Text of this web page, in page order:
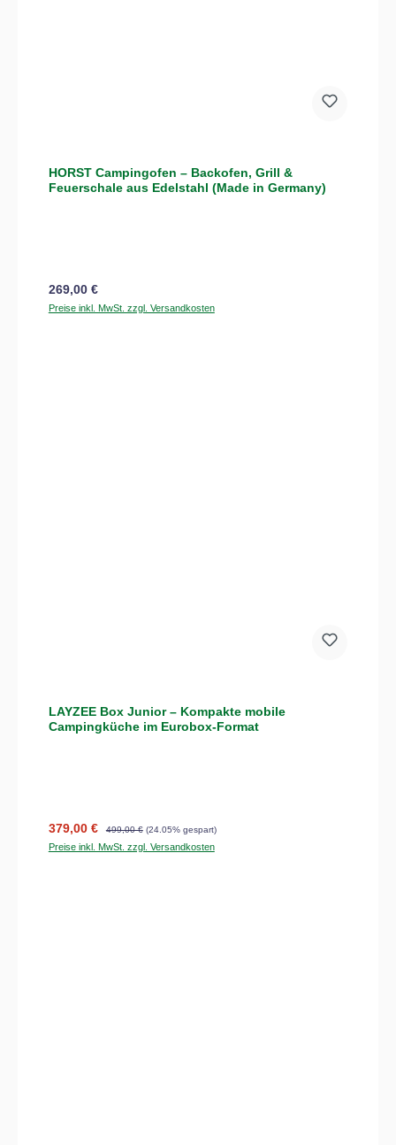
HORST Campingofen – Backofen, Grill &
Feuerschale aus Edelstahl (Made in Germany)
Regulärer Preis:
269,00 €
Preise inkl. MwSt. zzgl. Versandkosten
LAYZEE Box Junior – Kompakte mobile
Campingküche im Eurobox-Format
Verkaufspreis:
379,00 € Regulärer Preis:
499,00 € (24.05% gespart)
Preise inkl. MwSt. zzgl. Versandkosten